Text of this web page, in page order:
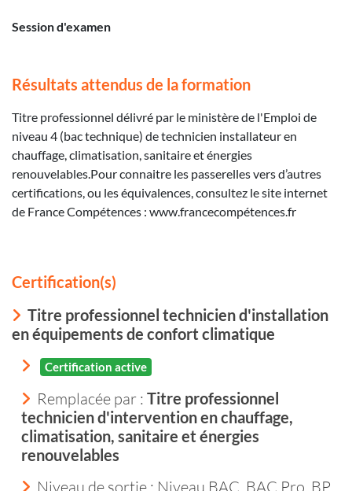
Session d'examen
Résultats attendus de la formation
Titre professionnel délivré par le ministère de l'Emploi de
niveau 4 (bac technique) de technicien installateur en
chauffage, climatisation, sanitaire et énergies
renouvelables.Pour connaitre les passerelles vers d’autres
certifications, ou les équivalences, consultez le site internet
de France Compétences : www.francecompétences.fr
Certification(s)
Titre professionnel technicien d'installation
en équipements de confort climatique
Certification active
Remplacée par : Titre professionnel
technicien d'intervention en chauffage,
climatisation, sanitaire et énergies
renouvelables
Niveau de sortie : Niveau BAC, BAC Pro, BP